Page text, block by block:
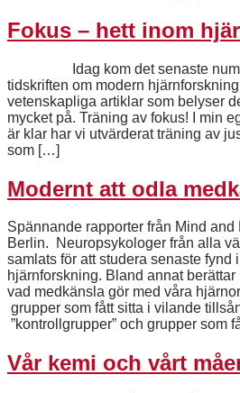
Fokus – hett inom
Idag kom det senaste
tidskriften om modern
vetenskapliga artiklar som belyser
mycket på. Träning av fokus! I min
är klar har vi utvärderat träning av
som […]
Modernt att odla
Spännande rapporter från Mind and
Berlin. Neuropsykologer från alla
samlats för att studera senaste fynd
hjärnforskning. Bland annat
vad medkänsla gör med våra
grupper som fått sitta i vilande
”kontrollgrupper” och grupper som
Vår kemi och vårt